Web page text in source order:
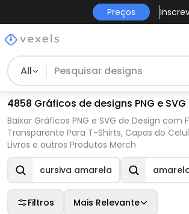
Preços
All
4858 Gráficos de designs PNG e
Baixar Gráficos PNG e SVG de Design com
Transparente Para T-Shirts, Capas do
Livros e outros Produtos Merch
cursiva amarela
Filtros Mais Relevante